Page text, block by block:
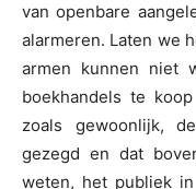
van openbare
alarmeren. Laten we
armen kunnen niet
boekhandels te
zoals gewoonlijk,
gezegd en dat
weten, het publiek